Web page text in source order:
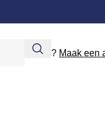
Nieuw? Maak een